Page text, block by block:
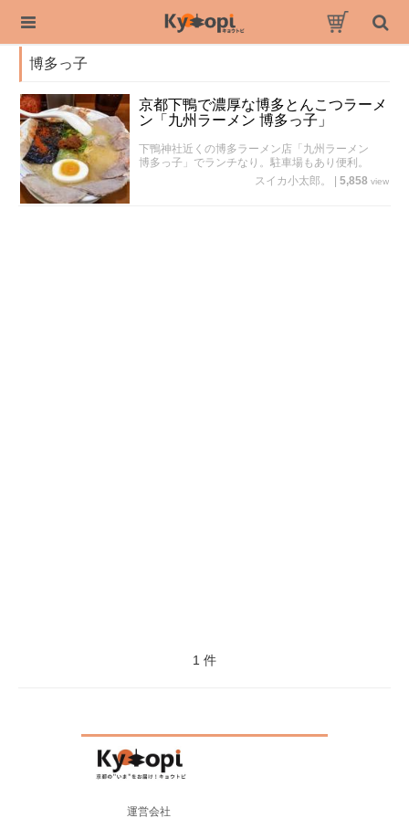
博多っ子
京都下鴨で濃厚な博多とんこつラーメ
ン「九州ラーメン 博多っ子」
下鴨神社近くの博多ラーメン店「九州ラーメン
博多っ子」でランチなり。駐車場もあり便利。
スイカ小太郎。
5,858 view
1 件
運営会社